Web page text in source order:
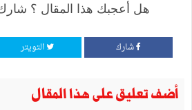
هل أعجبك هذا المقال ؟
شارك التويتر
أضف تعليق على هذا المقال